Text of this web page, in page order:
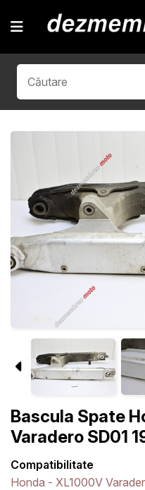
Bascula Spate
Varadero SD01
Compatibilitate
Honda - XL1000V